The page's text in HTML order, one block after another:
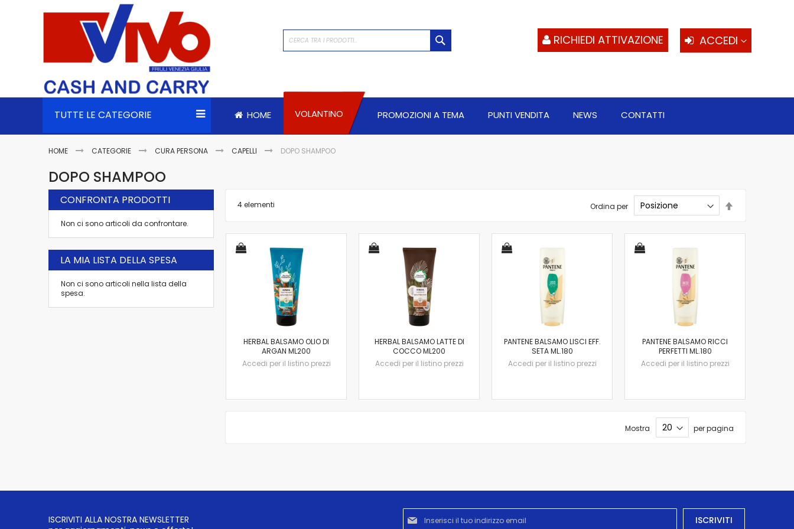
ACCEDI
RICHIEDI ATTIVAZIONE
TUTTE LE CATEGORIE HOME VOLANTINO PROMOZIONI A TEMA PUNTI VENDITA NEWS CONTATTI
HOME CATEGORIE CURA PERSONA CAPELLI DOPO SHAMPOO
DOPO SHAMPOO
4elementi Ordina per
direzione
decrescente
HERBAL BALSAMO OLIO DI
ARGAN ML200
Accedi per il listino prezzi
HERBAL BALSAMO LATTE DI
COCCO ML200
Accedi per il listino prezzi
PANTENE BALSAMO LISCI EFF.
SETA ML.180
Accedi per il listino prezzi
PANTENE BALSAMO RICCI
PERFETTI ML.180
Accedi per il listino prezzi
Mostra per pagina
CONFRONTA PRODOTTI
Non ci sono articoli da confrontare.
LA MIA LISTA DELLA SPESA
Non ci sono articoli nella lista della
spesa.
ISCRIVITI ALLA NOSTRA NEWSLETTER
Iscriviti
alla
ISCRIVITI